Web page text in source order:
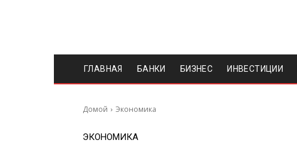
ГЛАВНАЯ БАНКИ БИЗНЕС ИНВЕСТИЦИИ
Домой Экономика
ЭКОНОМИКА